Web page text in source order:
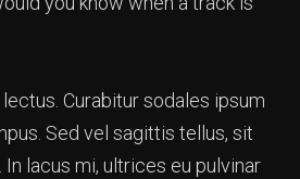
Curabitur sodales ipsum
Sed vel sagittis tellus, sit
lacus mi, ultrices eu pulvinar